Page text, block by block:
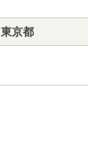
東京都